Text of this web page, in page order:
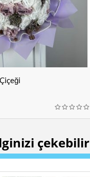
çekebilir